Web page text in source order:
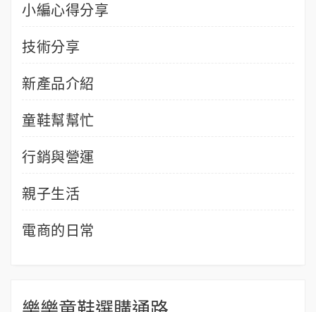
小編心得分享
技術分享
新產品介紹
童鞋幫幫忙
行銷與營運
親子生活
電商的日常